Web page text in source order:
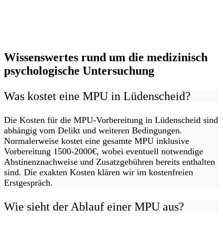
Wissenswertes rund um die medizinisch
psychologische Untersuchung
Was kostet eine MPU in Lüdenscheid?
Die Kosten für die MPU-Vorbereitung in Lüdenscheid sind
abhängig vom Delikt und weiteren Bedingungen.
Normalerweise kostet eine gesamte MPU inklusive
Vorbereitung 1500-2000€, wobei eventuell notwendige
Abstinenznachweise und Zusatzgebühren bereits enthalten
sind. Die exakten Kosten klären wir im kostenfreien
Erstgespräch.
Wie sieht der Ablauf einer MPU aus?